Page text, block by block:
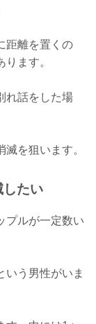
距離を置くの
ります。
れ話をした場
を狙います。
たい
プルが一定数い
いう男性がいま